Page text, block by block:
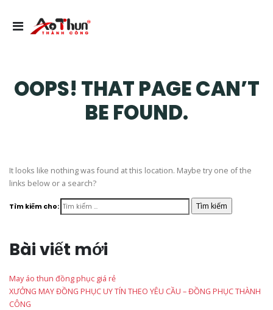
OOPS! THAT PAGE CAN’T
BE FOUND.
It looks like nothing was found at this location. Maybe try one of the
links below or a search?
Tìm kiếm cho:
Bài viết mới
May áo thun đồng phục giá rẻ
XƯỞNG MAY ĐỒNG PHỤC UY TÍN THEO YÊU CẦU – ĐỒNG PHỤC THÀNH
CÔNG